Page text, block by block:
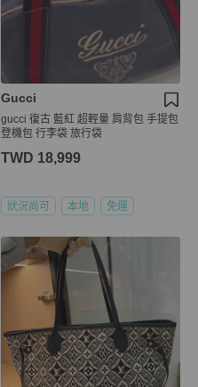
Gucci
gucci 復古 藍紅 超輕量 肩背包 手提包
登機包 行李袋 旅行袋
TWD 18,999
狀況尚可 本地 免運